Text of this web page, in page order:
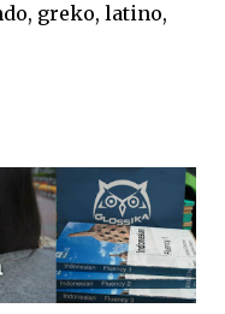
greko, latino,